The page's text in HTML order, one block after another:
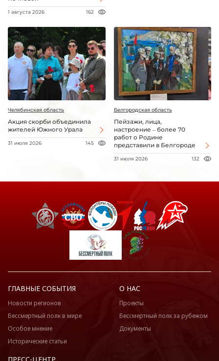
1 августа 2026 162
Челябинская область
Акция скорби объединила
жителей Южного Урала
31 июля 2026 145
Белгородская область
Пейзажи, лица,
настроение – более 70
работ о Родине
представили в Белгороде
31 июля 2026 132
ГЛАВНЫЕ СОБЫТИЯ
Новости регионов
Бессмертный полк в мире
Особое мнение
Исторические статьи
О НАС
Проекты
Бессмертный полк за рубежом
Документы